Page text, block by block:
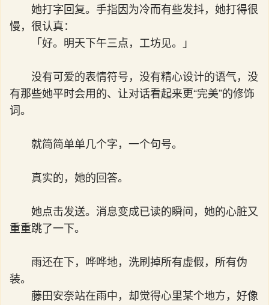
她打字回复。手指因为冷而有些发抖，她打得很
慢，很认真：
「好。明天下午三点，工坊见。」
没有可爱的表情符号，没有精心设计的语气，没
有那些她平时会用的、让对话看起来更“完美”的修饰
词。
就简简单单几个字，一个句号。
真实的，她的回答。
她点击发送。消息变成已读的瞬间，她的心脏又
重重跳了一下。
雨还在下，哗哗地，洗刷掉所有虚假，所有伪
装。
藤田安奈站在雨中，却觉得心里某个地方，好像